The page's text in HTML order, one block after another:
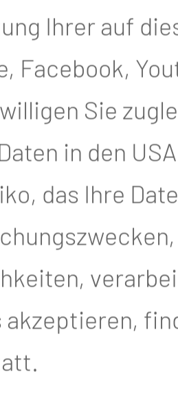
würdigte
Tätigkeit
nur
dominierten
an
Die
Ihrer auf
Facebook,
Sie
in den
das Ihre